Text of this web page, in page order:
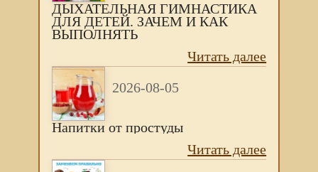
ДЫХАТЕЛЬНАЯ ГИМНАСТИКА
ДЛЯ ДЕТЕЙ. ЗАЧЕМ И КАК
ВЫПОЛНЯТЬ
Читать далее
2026-08-05
Напитки от простуды
Читать далее